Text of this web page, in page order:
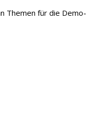
Themen für die Demo-